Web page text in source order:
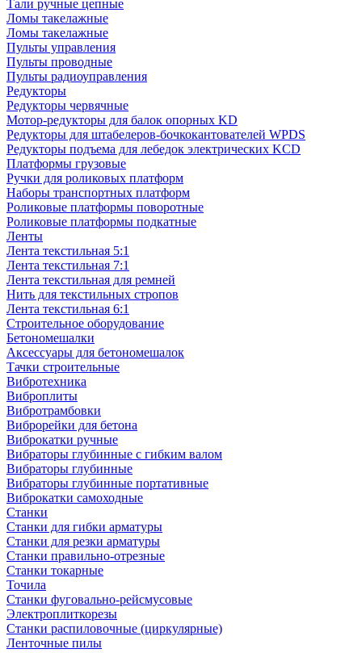
Тали ручные цепные
Ломы такелажные
Ломы такелажные
Пульты управления
Пульты проводные
Пульты радиоуправления
Редукторы
Редукторы червячные
Мотор-редукторы для балок опорных KD
Редукторы для штабелеров-бочкокантователей WPDS
Редукторы подъема для лебедок электрических KCD
Платформы грузовые
Ручки для роликовых платформ
Наборы транспортных платформ
Роликовые платформы поворотные
Роликовые платформы подкатные
Ленты
Лента текстильная 5:1
Лента текстильная 7:1
Лента текстильная для ремней
Нить для текстильных стропов
Лента текстильная 6:1
Строительное оборудование
Бетономешалки
Аксессуары для бетономешалок
Тачки строительные
Вибротехника
Виброплиты
Вибротрамбовки
Виброрейки для бетона
Виброкатки ручные
Вибраторы глубинные с гибким валом
Вибраторы глубинные
Вибраторы глубинные портативные
Виброкатки самоходные
Станки
Станки для гибки арматуры
Станки для резки арматуры
Станки правильно-отрезные
Станки токарные
Точила
Станки фуговально-рейсмусовые
Электроплиткорезы
Станки распиловочные (циркулярные)
Ленточные пилы